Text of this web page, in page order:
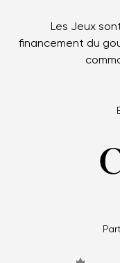
Les Jeux
financement du